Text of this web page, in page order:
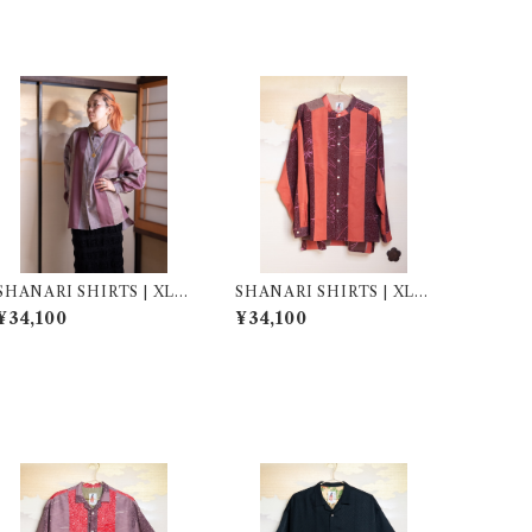
SHIRTS | XL |
SHANARI SHIRTS | XL |
251046
¥34,100